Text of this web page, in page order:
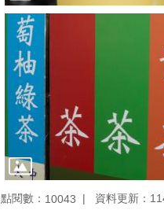
點閱數： 10043 資料更新：